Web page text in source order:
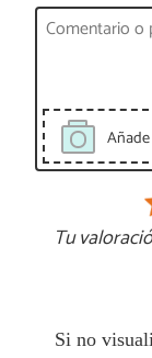
Tu
Si no